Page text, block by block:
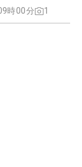
時00分 1